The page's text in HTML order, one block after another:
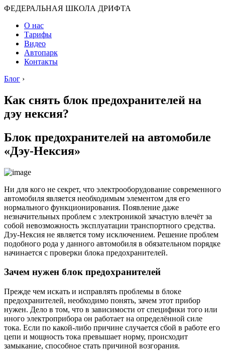
ФЕДЕРАЛЬНАЯ ШКОЛА ДРИФТА
О нас
Тарифы
Видео
Автопарк
Контакты
Блог ›
Как снять блок предохранителей на
дэу нексия?
Блок предохранителей на автомобиле
«Дэу-Нексия»
Ни для кого не секрет, что электрооборудование современного
автомобиля является необходимым элементом для его
нормального функционирования. Появление даже
незначительных проблем с электроникой зачастую влечёт за
собой невозможность эксплуатации транспортного средства.
Дэу-Нексия не является тому исключением. Решение проблем
подобного рода у данного автомобиля в обязательном порядке
начинается с проверки блока предохранителей.
Зачем нужен блок предохранителей
Прежде чем искать и исправлять проблемы в блоке
предохранителей, необходимо понять, зачем этот прибор
нужен. Дело в том, что в зависимости от специфики того или
иного электроприбора он работает на определённой силе
тока. Если по какой-либо причине случается сбой в работе его
цепи и мощность тока превышает норму, происходит
замыкание, способное стать причиной возгорания.